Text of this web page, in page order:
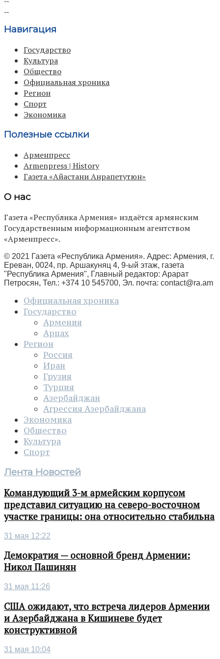
Навигация
Государство
Культура
Общество
Официальная хроника
Регион
Спорт
Экономика
Полезные ссылки
Арменпресс
Armenpress | History
Газета «Айастани Анрапетутюн»
О нас
Газета «Республика Армения» издаётся армянским
Государственным информационным агентством
«Арменпресс».
© 2021 Газета «Республика Армения». Адрес: Армения, г.
Ереван, 0024, пр. Аршакуняц 4, 9-ый этаж, газета
"Республика Армения", Главный редактор: Арарат
Петросян, Тел.: +374 10 545700, Эл. почта: contact@ra.am
Официальная хроника
Государство
Армения
Арцах
Регион
Россия
Иран
Грузия
Турция
Азербайджан
Агрессия Азербайджана
Экономика
Общество
Культура
Спорт
Лента Новостей
Командующий 3-м армейским корпусом
представил ситуацию на северо-восточном
участке границы: она относительно стабильна
31 мая 12:22
Демократия — основной бренд Армении:
Никол Пашинян
31 мая 11:26
США ожидают, что встреча лидеров Армении
и Азербайджана в Кишиневе будет
конструктивной
31 мая 10:04